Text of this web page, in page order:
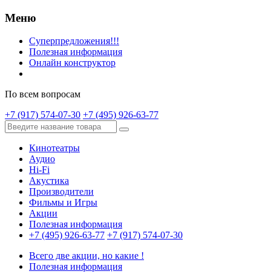
Меню
Суперпредложения!!!
Полезная информация
Онлайн конструктор
По всем вопросам
+7 (917) 574-07-30 +7 (495) 926-63-77
Кинотеатры
Аудио
Hi-Fi
Акустика
Производители
Фильмы и Игры
Акции
Полезная информация
+7 (495) 926-63-77 +7 (917) 574-07-30
Всего две акции, но какие !
Полезная информация